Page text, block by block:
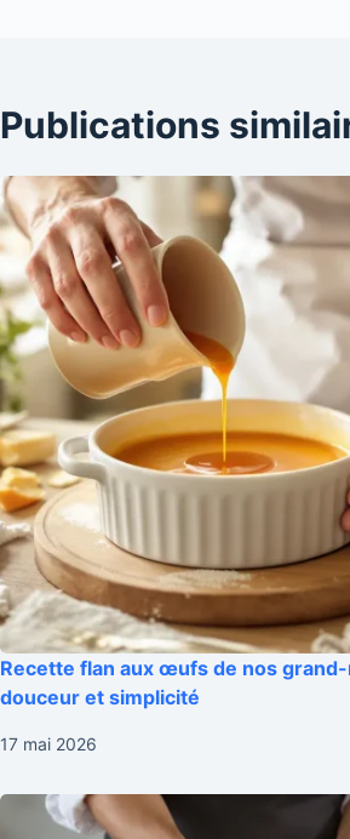
Publications
Recette flan aux œufs de nos
douceur et simplicité
17 mai 2026